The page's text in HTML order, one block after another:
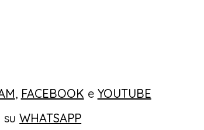
, FACEBOOK e YOUTUBE
suWHATSAPP